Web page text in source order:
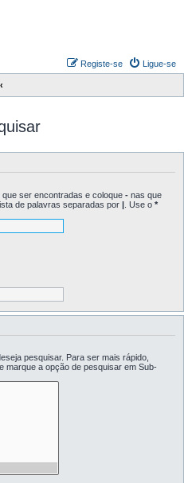
Ligue-se
Registe-se
ser encontradas e coloque - nas que
de palavras separadas por | . Use o *
pesquisar. Para ser mais rápido,
marque a opção de pesquisar em Sub-